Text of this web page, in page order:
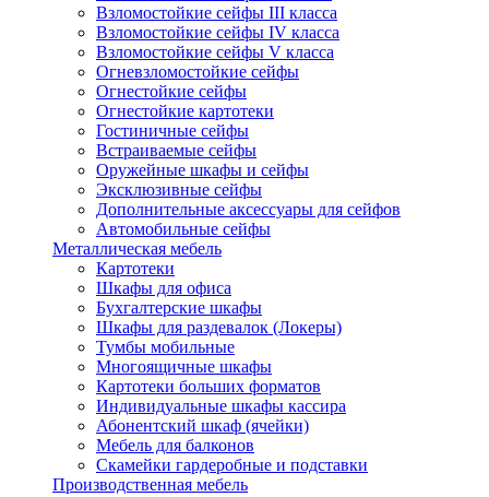
Взломостойкие сейфы III класса
Взломостойкие сейфы IV класса
Взломостойкие сейфы V класса
Огневзломостойкие сейфы
Огнестойкие сейфы
Огнестойкие картотеки
Гостиничные сейфы
Встраиваемые сейфы
Оружейные шкафы и сейфы
Эксклюзивные сейфы
Дополнительные аксессуары для сейфов
Автомобильные сейфы
Металлическая мебель
Картотеки
Шкафы для офиса
Бухгалтерские шкафы
Шкафы для раздевалок (Локеры)
Тумбы мобильные
Многоящичные шкафы
Картотеки больших форматов
Индивидуальные шкафы кассира
Абонентский шкаф (ячейки)
Мебель для балконов
Скамейки гардеробные и подставки
Производственная мебель